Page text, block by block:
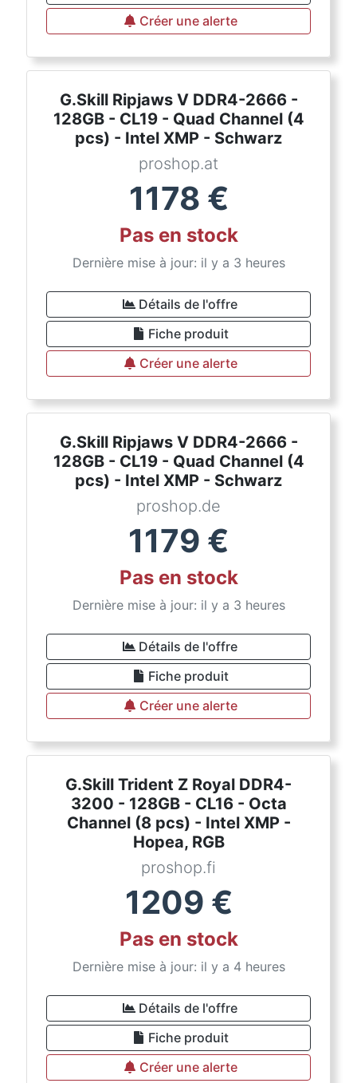
Créer une alerte
G.Skill Ripjaws V DDR4-2666 -
128GB - CL19 - Quad Channel (4
pcs) - Intel XMP - Schwarz
proshop.at
1178 €
Pas en stock
Dernière mise à jour: il y a 3 heures
Détails de l'offre
Fiche produit
Créer une alerte
G.Skill Ripjaws V DDR4-2666 -
128GB - CL19 - Quad Channel (4
pcs) - Intel XMP - Schwarz
proshop.de
1179 €
Pas en stock
Dernière mise à jour: il y a 3 heures
Détails de l'offre
Fiche produit
Créer une alerte
G.Skill Trident Z Royal DDR4-
3200 - 128GB - CL16 - Octa
Channel (8 pcs) - Intel XMP -
Hopea, RGB
proshop.fi
1209 €
Pas en stock
Dernière mise à jour: il y a 4 heures
Détails de l'offre
Fiche produit
Créer une alerte